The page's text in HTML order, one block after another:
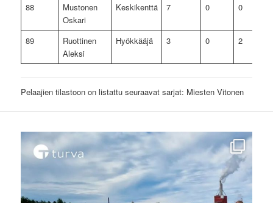
88
Mustonen
Oskari
Keskikenttä 7 0 0
89
Ruottinen
Aleksi
Hyökkääjä 3 0 2
Pelaajien tilastoon on listattu seuraavat sarjat: Miesten Vitonen